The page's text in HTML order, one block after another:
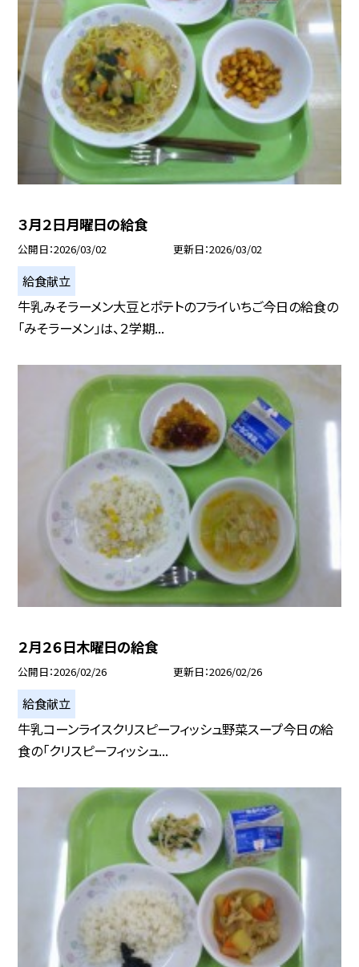
３月２日月曜日の給食
公開日 2026/03/02 更新日 2026/03/02
給食献立
牛乳みそラーメン大豆とポテトのフライいちご今日の給食の
「みそラーメン」は、２学期...
２月２６日木曜日の給食
公開日 2026/02/26 更新日 2026/02/26
給食献立
牛乳コーンライスクリスピーフィッシュ野菜スープ今日の給
食の「クリスピーフィッシュ...